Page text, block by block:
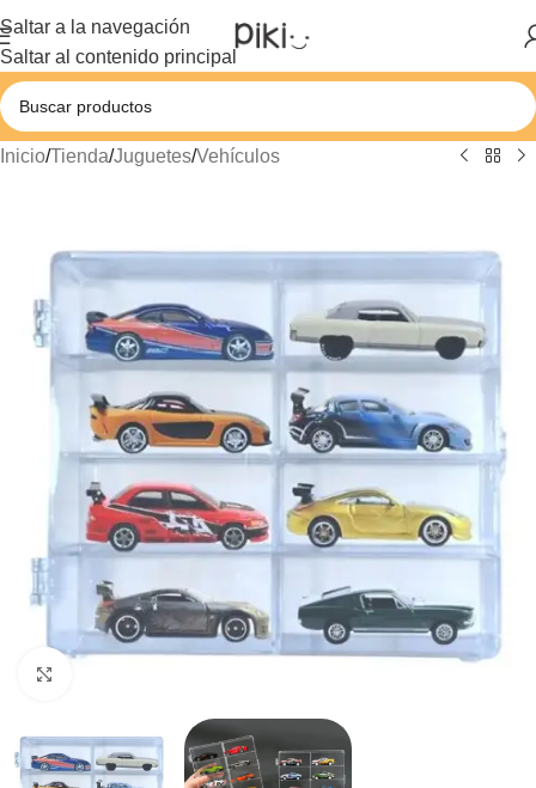
Saltar a la navegación
Saltar al contenido principal
Inicio/Tienda/Juguetes/Vehículos